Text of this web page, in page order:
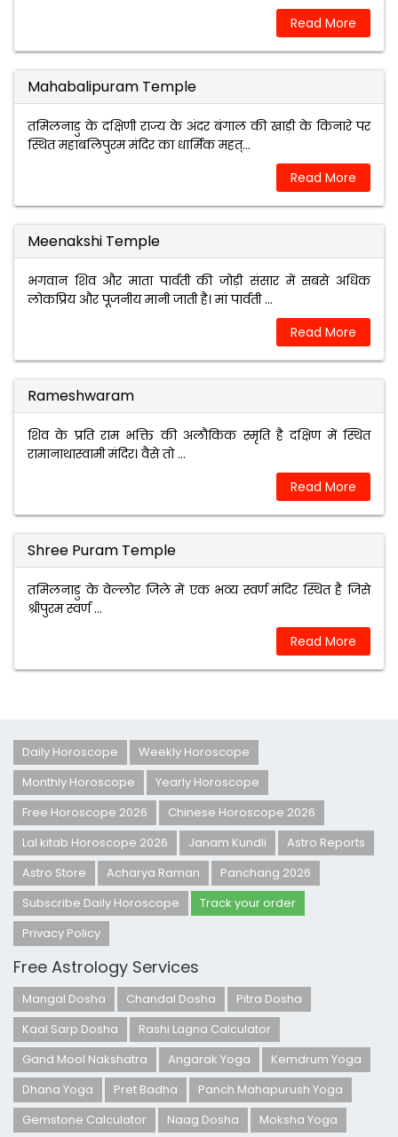
Read More
Mahabalipuram Temple
तमिलनाडु के दक्षिणी राज्य के अंदर बंगाल की खाड़ी के किनारे पर
स्थित महाबलिपुरम मंदिर का धार्मिक महत्...
Read More
Meenakshi Temple
भगवान शिव और माता पार्वती की जोड़ी संसार में सबसे अधिक
लोकप्रिय और पूजनीय मानी जाती है। मां पार्वती ...
Read More
Rameshwaram
शिव के प्रति राम भक्ति की अलौकिक स्‍मृति है दक्षिण में स्थित
रामानाथास्‍वामी मंदिर। वैसे तो ...
Read More
Shree Puram Temple
तमिलनाडु के वेल्‍लोर जिले में एक भव्‍य स्‍वर्ण मंदिर स्थित है जिसे
श्रीपुरम स्‍वर्ण ...
Read More
Daily Horoscope
Weekly Horoscope
Monthly Horoscope
Yearly Horoscope
Free Horoscope 2026
Chinese Horoscope 2026
Lal kitab Horoscope 2026
Janam Kundli
Astro Reports
Astro Store
Acharya Raman
Panchang 2026
Subscribe Daily Horoscope
Track your order
Privacy Policy
Free Astrology Services
Mangal Dosha Chandal Dosha
Pitra Dosha
Kaal Sarp Dosha
Rashi Lagna Calculator
Gand Mool Nakshatra
Angarak Yoga
Kemdrum Yoga
Dhana Yoga
Pret Badha
Panch Mahapurush Yoga
Gemstone Calculator
Naag Dosha Moksha Yoga